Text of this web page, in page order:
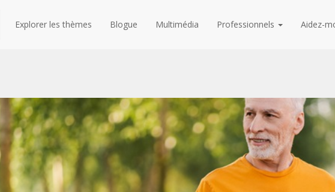
Explorer les thèmes Blogue Multimédia Professionnels Aidez-